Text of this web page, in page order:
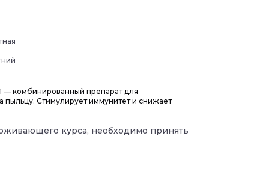
— комбинированный препарат для
Стимулирует иммунитет и снижает
курса, необходимо принять